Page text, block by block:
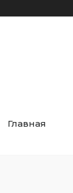
Главная